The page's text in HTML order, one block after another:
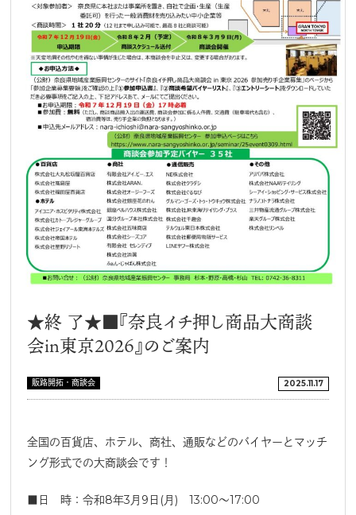
★終 了★■『奈良イチ押し商品大商談
会in東京2026』のご案内
販路開拓・商談会 2025.11.17
全国の百貨店、ホテル、商社、通販などのバイヤーとマッチ
ング形式での大商談会です！
■日 時：令和8年3月9日(月) 13:00～17:00